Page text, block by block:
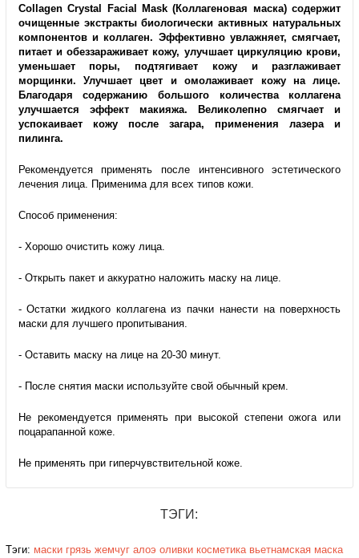
Collagen Crystal Faсial Mask (Коллагеновая маска) содержит
очищенные экстракты биологически активных натуральных
компонентов и коллаген. Эффективно увлажняет, смягчает,
питает и обеззараживает кожу, улучшает циркуляцию крови,
уменьшает поры, подтягивает кожу и разглаживает
морщинки. Улучшает цвет и омолаживает кожу на лице.
Благодаря содержанию большого количества коллагена
улучшается эффект макияжа. Великолепно смягчает и
успокаивает кожу после загара, применения лазера и
пилинга.
Рекомендуется применять после интенсивного эстетического
лечения лица. Применима для всех типов кожи.
Способ применения:
- Хорошо очистить кожу лица.
- Открыть пакет и аккуратно наложить маску на лице.
- Остатки жидкого коллагена из пачки нанести на поверхность
маски для лучшего пропитывания.
- Оставить маску на лице на 20-30 минут.
- После снятия маски используйте свой обычный крем.
Не рекомендуется применять при высокой степени ожога или
поцарапанной коже.
Не применять при гиперчувствительной коже.
ТЭГИ:
Тэги: маски грязь жемчуг алоэ оливки косметика вьетнамская маска